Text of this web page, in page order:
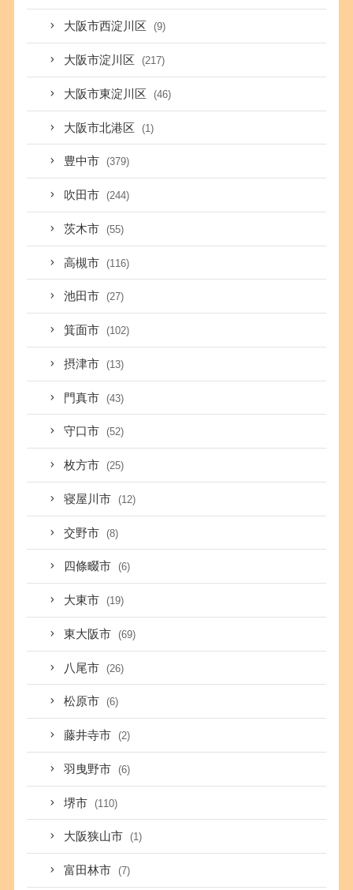
大阪市西淀川区 (9)
大阪市淀川区 (217)
大阪市東淀川区 (46)
大阪市北港区 (1)
豊中市 (379)
吹田市 (244)
茨木市 (55)
高槻市 (116)
池田市 (27)
箕面市 (102)
摂津市 (13)
門真市 (43)
守口市 (52)
枚方市 (25)
寝屋川市 (12)
交野市 (8)
四條畷市 (6)
大東市 (19)
東大阪市 (69)
八尾市 (26)
松原市 (6)
藤井寺市 (2)
羽曳野市 (6)
堺市 (110)
大阪狭山市 (1)
富田林市 (7)